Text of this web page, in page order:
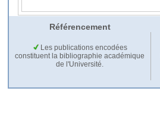
Référencement
Les publications encodées
constituent la bibliographie académique
de l'Université.